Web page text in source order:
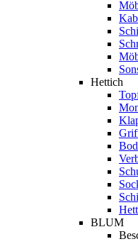
Hettich
BLUM